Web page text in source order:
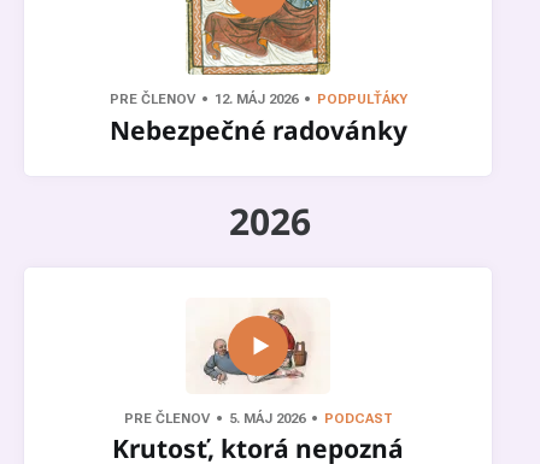
PRE ČLENOV 12. MÁJ 2026 PODPULŤÁKY
Nebezpečné radovánky
2026
PRE ČLENOV 5. MÁJ 2026 PODCAST
Krutosť, ktorá nepozná